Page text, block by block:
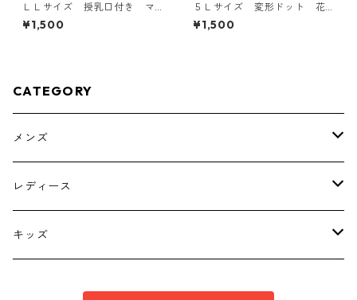
ＬＬサイズ 授乳口付き マ
タニティ ドッキングワンピ
ース ホワイト×ブルー KAE
¥1,500
５Ｌサイズ 変形ドット 花
柄 ボウタイブラウス オフ
ホワイト KAE-4762
¥1,500
CATEGORY
メンズ
トップス
ボトムス
レディース
トップス
キッズ